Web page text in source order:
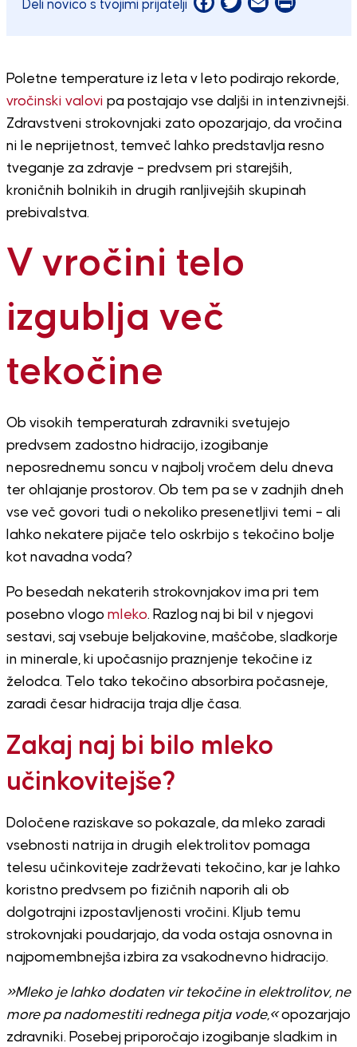
Deli novico s tvojimi prijatelji
Poletne temperature iz leta v leto podirajo rekorde,
vročinski valovi pa postajajo vse daljši in intenzivnejši.
Zdravstveni strokovnjaki zato opozarjajo, da vročina
ni le neprijetnost, temveč lahko predstavlja resno
tveganje za zdravje – predvsem pri starejših,
kroničnih bolnikih in drugih ranljivejših skupinah
prebivalstva.
V vročini telo
izgublja več
tekočine
Ob visokih temperaturah zdravniki svetujejo
predvsem zadostno hidracijo, izogibanje
neposrednemu soncu v najbolj vročem delu dneva
ter ohlajanje prostorov. Ob tem pa se v zadnjih dneh
vse več govori tudi o nekoliko presenetljivi temi – ali
lahko nekatere pijače telo oskrbijo s tekočino bolje
kot navadna voda?
Po besedah nekaterih strokovnjakov ima pri tem
posebno vlogo mleko. Razlog naj bi bil v njegovi
sestavi, saj vsebuje beljakovine, maščobe, sladkorje
in minerale, ki upočasnijo praznjenje tekočine iz
želodca. Telo tako tekočino absorbira počasneje,
zaradi česar hidracija traja dlje časa.
Zakaj naj bi bilo mleko
učinkovitejše?
Določene raziskave so pokazale, da mleko zaradi
vsebnosti natrija in drugih elektrolitov pomaga
telesu učinkoviteje zadrževati tekočino, kar je lahko
koristno predvsem po fizičnih naporih ali ob
dolgotrajni izpostavljenosti vročini. Kljub temu
strokovnjaki poudarjajo, da voda ostaja osnovna in
najpomembnejša izbira za vsakodnevno hidracijo.
»Mleko je lahko dodaten vir tekočine in elektrolitov, ne
more pa nadomestiti rednega pitja vode,«opozarjajo
zdravniki. Posebej priporočajo izogibanje sladkim in